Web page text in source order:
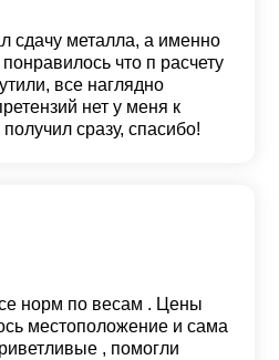
сдачу металла, а именно
что п расчету
все наглядно
нет у меня к
сразу, спасибо!
норм по весам . Цены
местоположение и сама
, помогли